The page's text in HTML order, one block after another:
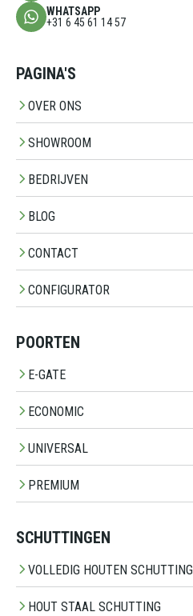
WHATSAPP
+31 6 45 61 14 57
PAGINA'S
OVER ONS
SHOWROOM
BEDRIJVEN
BLOG
CONTACT
CONFIGURATOR
POORTEN
E-GATE
ECONOMIC
UNIVERSAL
PREMIUM
SCHUTTINGEN
VOLLEDIG HOUTEN SCHUTTING
HOUT STAAL SCHUTTING